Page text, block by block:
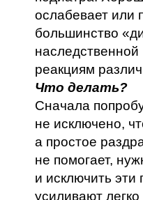
ослабевает или
большинство
наследственной
реакциям
Что делать?
Сначала
не исключено,
а простое
не помогает,
и исключить
усиливают